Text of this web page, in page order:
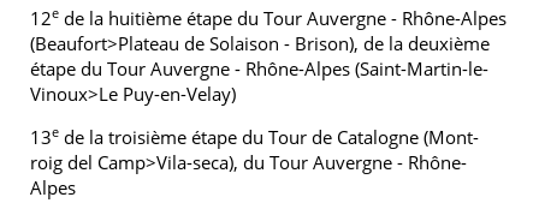
12e de la huitième étape du Tour Auvergne - Rhône-Alpes
(Beaufort>Plateau de Solaison - Brison), de la deuxième
étape du Tour Auvergne - Rhône-Alpes (Saint-Martin-le-
Vinoux>Le Puy-en-Velay)
13e de la troisième étape du Tour de Catalogne (Mont-
roig del Camp>Vila-seca), du Tour Auvergne - Rhône-
Alpes